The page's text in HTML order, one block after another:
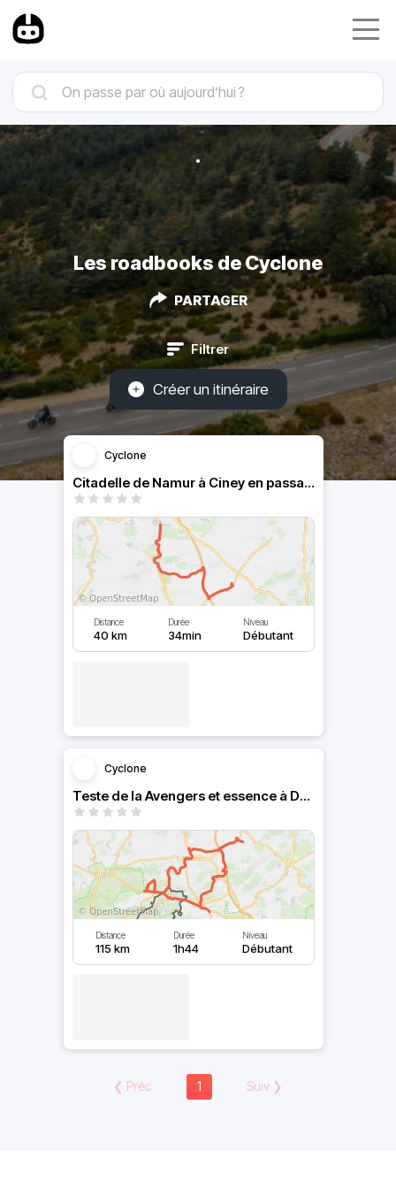
Les roadbooks de Cyclone
PARTAGER
Filtrer
Créer un itinéraire
Cyclone
Citadelle de Namur à Ciney en passant par Yvoir
Distance
40 km
Durée
34min
Niveau
Débutant
Cyclone
Teste de la Avengers et essence à Doische
Distance
115 km
Durée
1h44
Niveau
Débutant
❮ Préc 1 Suiv ❯